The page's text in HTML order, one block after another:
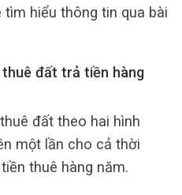
hiểu thông tin qua bài
đất trả tiền hàng
đất theo hai hình
một lần cho cả thời
thuê hàng năm.